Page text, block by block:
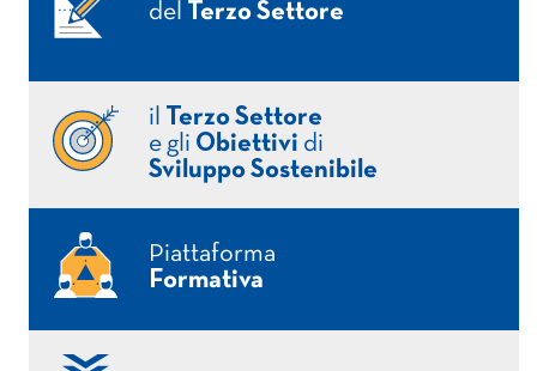
del
Terzo Settore
il
Terzo Settore
e gli Obiettivi di
Sviluppo Sostenibile
Piattaforma
Formativa